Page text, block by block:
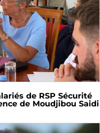
de RSP Sécurité
de Moudjibou Saidi